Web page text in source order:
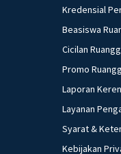
Kredensial
Beasiswa
Cicilan
Promo
Laporan
Layanan
Syarat &
Kebijakan